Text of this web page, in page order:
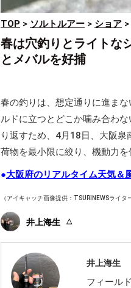
TOP > ソルトルアー > ショア >
春は穴釣りとライトな
とメバルを好捕
春の釣りは、想定通りに進ま
ルドに立つとどこか噛み合わ
り返すため、4月18日、大阪泉
荷物を最小限に絞り、機動力を
●大阪府のリアルタイム天気＆
（アイキャッチ画像提供：TSURINEWSライタ
井上海生
井上海生
フィール